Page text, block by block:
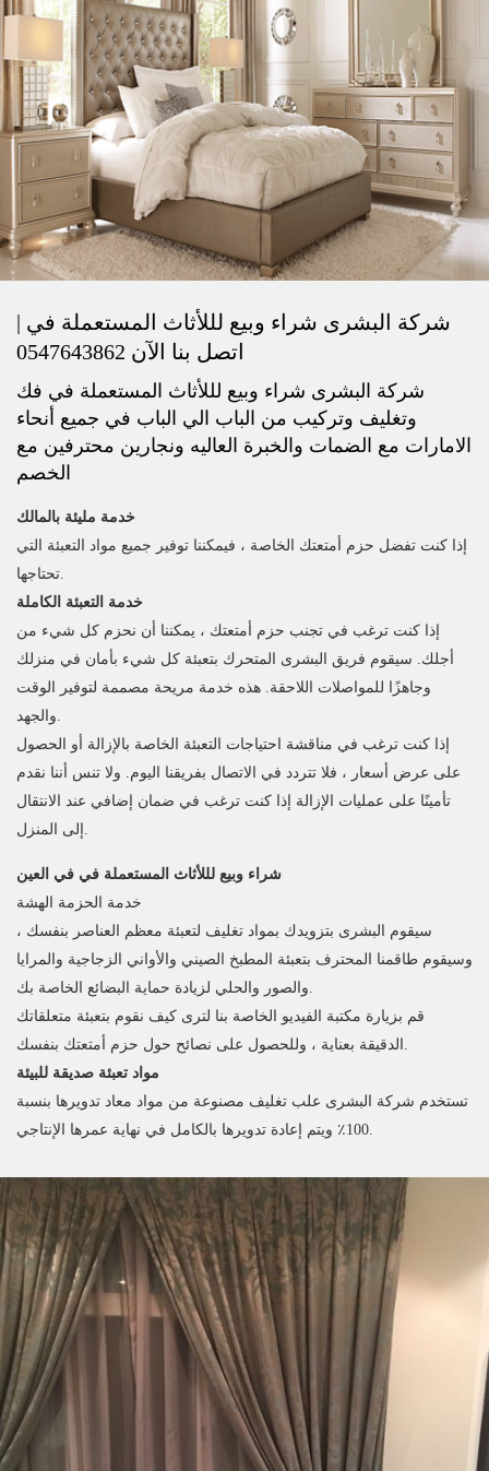
شركة البشرى شراء وبيع لللأثاث المستعملة في |
اتصل بنا الآن 0547643862
شركة البشرى شراء وبيع لللأثاث المستعملة في فك
وتغليف وتركيب من الباب الي الباب في جميع أنحاء
الامارات مع الضمات والخبرة العاليه ونجارين محترفين مع
الخصم
خدمة مليئة بالمالك
إذا كنت تفضل حزم أمتعتك الخاصة ، فيمكننا توفير جميع مواد التعبئة التي
خدمة التعبئة الكاملة
إذا كنت ترغب في تجنب حزم أمتعتك ، يمكننا أن نحزم كل شيء من
أجلك. سيقوم فريق البشرى المتحرك بتعبئة كل شيء بأمان في منزلك
وجاهزًا للمواصلات اللاحقة. هذه خدمة مريحة مصممة لتوفير الوقت
إذا كنت ترغب في مناقشة احتياجات التعبئة الخاصة بالإزالة أو الحصول
على عرض أسعار ، فلا تتردد في الاتصال بفريقنا اليوم. ولا تنس أننا نقدم
تأمينًا على عمليات الإزالة إذا كنت ترغب في ضمان إضافي عند الانتقال
شراء وبيع لللأثاث المستعملة في في العين
خدمة الحزمة الهشة
سيقوم البشرى بتزويدك بمواد تغليف لتعبئة معظم العناصر بنفسك ،
وسيقوم طاقمنا المحترف بتعبئة المطبخ الصيني والأواني الزجاجية والمرايا
قم بزيارة مكتبة الفيديو الخاصة بنا لترى كيف نقوم بتعبئة متعلقاتك
مواد تعبئة صديقة للبيئة
تستخدم شركة البشرى علب تغليف مصنوعة من مواد معاد تدويرها بنسبة